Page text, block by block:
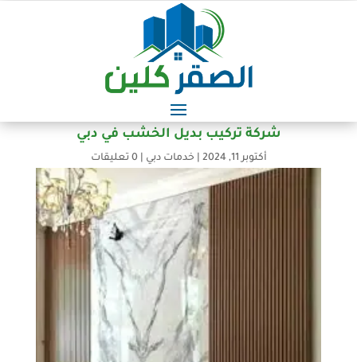
شركة تركيب بديل الخشب في دبي
أكتوبر 11, 2024 خدمات دبي |0 تعليقات